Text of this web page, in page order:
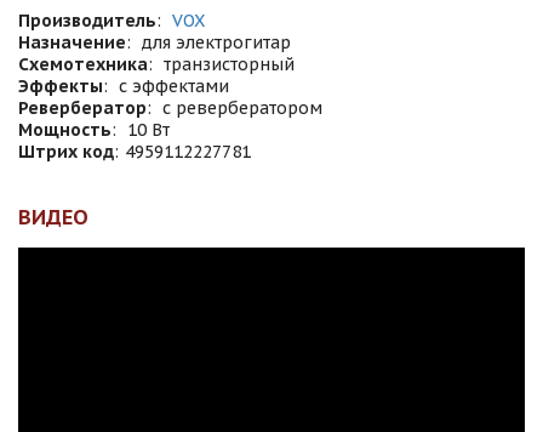
Производитель: VOX
Назначение: для электрогитар
Схемотехника: транзисторный
Эффекты: с эффектами
Ревербератор: с ревербератором
Мощность:
10 Вт
Штрих код: 4959112227781
ВИДЕО